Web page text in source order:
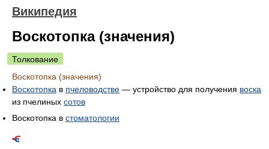
Википедия
Воскотопка (значения)
Толкование
Воскотопка (значения)
Воскотопка в пчеловодстве — устройство для получения воска
из пчелиных сотов
Воскотопка в стоматологии